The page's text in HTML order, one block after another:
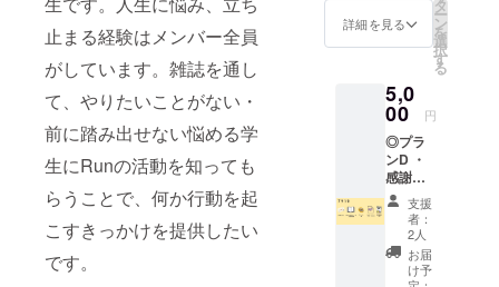
止まる経験はメンバー全員
がしています。雑誌を通し
て、やりたいことがない・
前に踏み出せない悩める学
生にRunの活動を知っても
らうことで、何か行動を起
こすきっかけを提供したい
です。
す。 ※
欄に掲
載を希
望され
るお名
前をご
記入く
ださ
い。 ※
リター
ン品選
択画面
テッ
カー ・
早稲田
販売予
定の雑
誌
「Run
Magazi
ne」へ
のお名
前の掲
載 ※
コース
詳細を見る
タ
ー
ン
を
選
択
す
る
5,0
00 円
◎プラ
ンD ・
感謝の
お手紙
（手書
き）送
付 ・
Runオ
支援
者：
2人
お届
け予